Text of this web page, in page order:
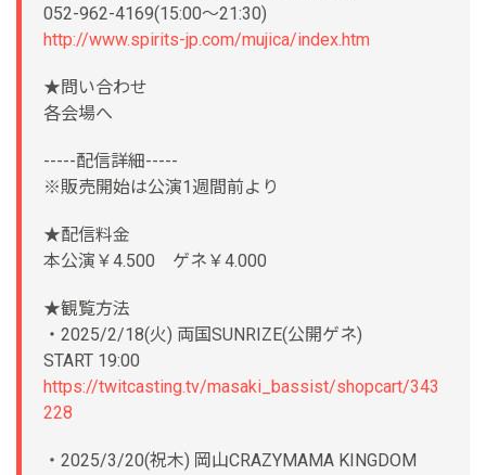
052-962-4169(15:00～21:30)
http://www.spirits-jp.com/mujica/index.htm
★問い合わせ
各会場へ
-----配信詳細-----
※販売開始は公演1週間前より
★配信料金
本公演￥4.500 ゲネ￥4.000
★観覧方法
・2025/2/18(火) 両国SUNRIZE(公開ゲネ)
START 19:00
https://twitcasting.tv/masaki_bassist/shopcart/343
228
・2025/3/20(祝木) 岡山CRAZYMAMA KINGDOM